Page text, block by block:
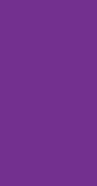
えます
手く活用
スが各種
。特に混
れはあく
らのお申
みで同時
二輪
行ってお